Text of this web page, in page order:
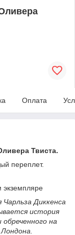
Оплата
Твиста.
переплет.
экземпляре
Чарльза Диккенса
история
на